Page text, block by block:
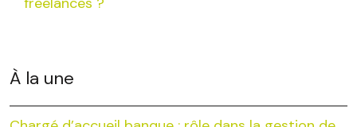
À la une